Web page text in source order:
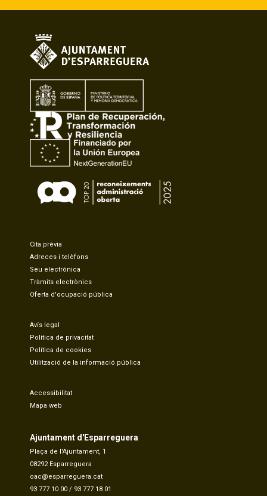
Cita prèvia
Adreces i telèfons
Seu electrònica
Tràmits electrònics
Oferta d'ocupació pública
Avís legal
Política de privacitat
Política de cookies
Utilització de la informació pública
Accessibilitat
Mapa web
Ajuntament d'Esparreguera
Plaça de l'Ajuntament, 1
08292 Esparreguera
oac@esparreguera.cat
93 777 10 00 / 93 777 18 01